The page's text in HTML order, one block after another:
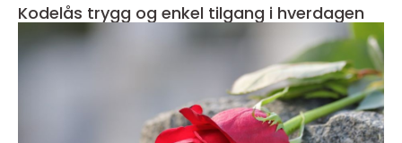
Kodelås trygg og enkel tilgang i hverdagen